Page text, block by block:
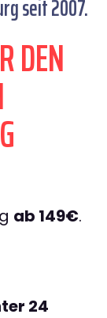
seit 2007.
DEN
ab 149€.
24